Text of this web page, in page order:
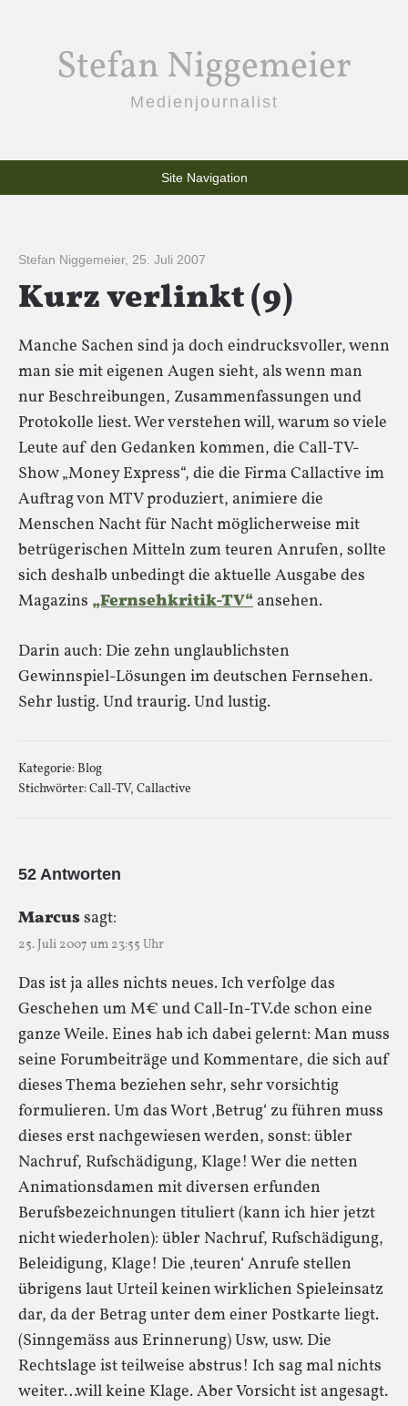
Stefan Niggemeier
Medienjournalist
Site Navigation
Stefan Niggemeier, 25. Juli 2007
Kurz verlinkt (9)
Manche Sachen sind ja doch eindrucksvoller, wenn
man sie mit eigenen Augen sieht, als wenn man
nur Beschreibungen, Zusammenfassungen und
Protokolle liest. Wer verstehen will, warum so viele
Leute auf den Gedanken kommen, die Call-TV-
Show „Money Express“, die die Firma Callactive im
Auftrag von MTV produziert, animiere die
Menschen Nacht für Nacht möglicherweise mit
betrügerischen Mitteln zum teuren Anrufen, sollte
sich deshalb unbedingt die aktuelle Ausgabe des
Magazins „Fernsehkritik-TV“ ansehen.
Darin auch: Die zehn unglaublichsten
Gewinnspiel-Lösungen im deutschen Fernsehen.
Sehr lustig. Und traurig. Und lustig.
Kategorie:Blog
Stichwörter:Call-TV, Callactive
52 Antworten
Marcussagt:
25. Juli 2007 um 23:55 Uhr
Das ist ja alles nichts neues. Ich verfolge das
Geschehen um M€ und Call-In-TV.de schon eine
ganze Weile. Eines hab ich dabei gelernt: Man muss
seine Forumbeiträge und Kommentare, die sich auf
dieses Thema beziehen sehr, sehr vorsichtig
formulieren. Um das Wort ‚Betrug‘ zu führen muss
dieses erst nachgewiesen werden, sonst: übler
Nachruf, Rufschädigung, Klage! Wer die netten
Animationsdamen mit diversen erfunden
Berufsbezeichnungen tituliert (kann ich hier jetzt
nicht wiederholen): übler Nachruf, Rufschädigung,
Beleidigung, Klage! Die ‚teuren‘ Anrufe stellen
übrigens laut Urteil keinen wirklichen Spieleinsatz
dar, da der Betrag unter dem einer Postkarte liegt.
(Sinngemäss aus Erinnerung) Usw, usw. Die
Rechtslage ist teilweise abstrus! Ich sag mal nichts
weiter…will keine Klage. Aber Vorsicht ist angesagt.